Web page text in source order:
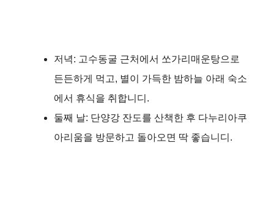
저녁: 고수동굴 근처에서 쏘가리매운탕으로
든든하게 먹고, 별이 가득한 밤하늘 아래 숙소
에서 휴식을 취합니디.
둘째 날: 단양강 잔도를 산책한 후 다누리아쿠
아리움을 방문하고 돌아오면 딱 좋습니디.